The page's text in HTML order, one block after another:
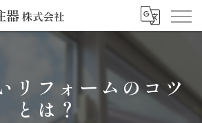
リフォームのコツ
とは？